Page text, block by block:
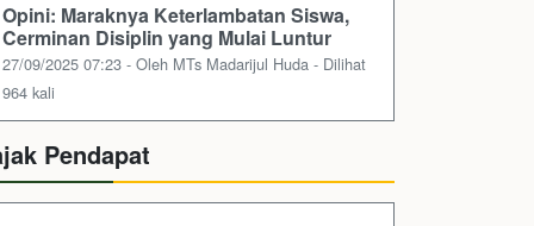
Opini: Maraknya Keterlambatan Siswa,
Cerminan Disiplin yang Mulai Luntur
27/09/2025 07:23 - Oleh MTs Madarijul Huda - Dilihat
964 kali
Pendapat